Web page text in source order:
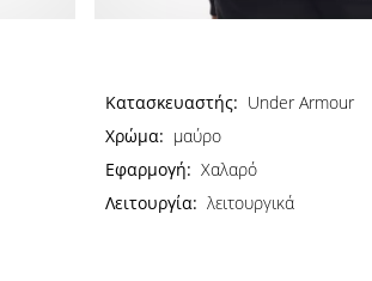
Κατασκευαστής: Under Armour
Χρώμα: μαύρο
Εφαρμογή: Χαλαρό
Λειτουργία: λειτουργικά